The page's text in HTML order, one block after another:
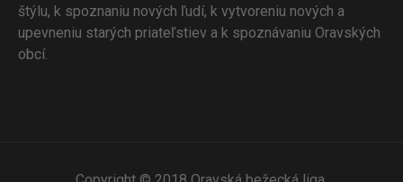
štýlu, k spoznaniu nových ľudí, k vytvoreniu nových a
upevneniu starých priateľstiev a k spoznávaniu Oravských
obcí.